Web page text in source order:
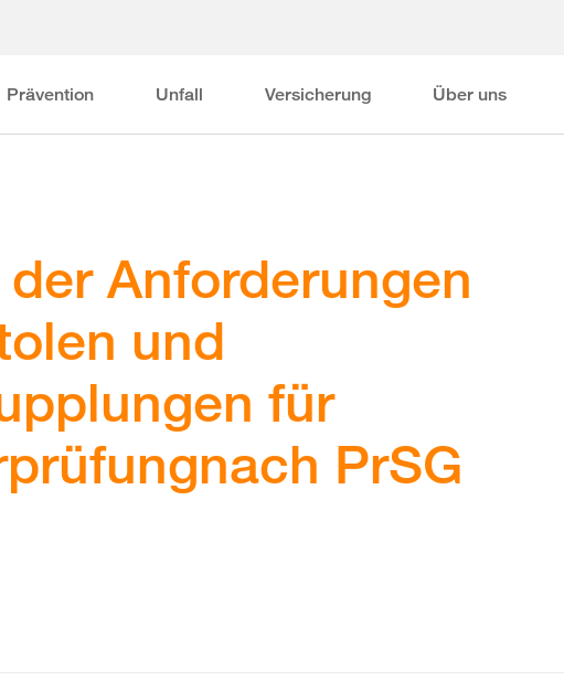
Prävention Unfall Versicherung Über uns
Anforderungen
und
für
PrSG